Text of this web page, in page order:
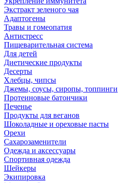
Экстракт зеленого чая
Адаптогены
Травы и гомеопатия
Антистресс
Пищеварительная система
Для детей
Диетические продукты
Десерты
Хлебцы, чипсы
Джемы, соусы, сиропы, топпинги
Протеиновые батончики
Печенье
Продукты для веганов
Шоколадные и ореховые пасты
Орехи
Сахарозаменители
Одежда и аксессуары
Спортивная одежда
Шейкеры
Экипировка